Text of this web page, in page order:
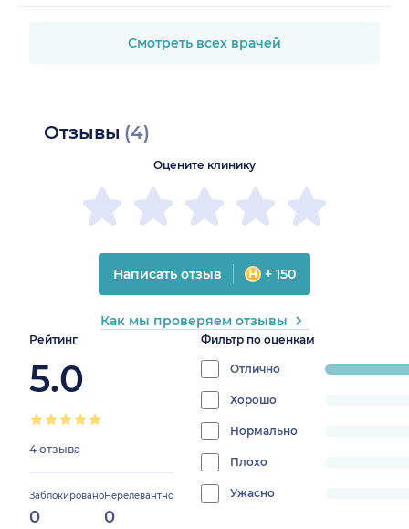
Смотреть всех врачей
Отзывы (4)
Рейтинг
5.0
4 отзыва
Заблокировано
0
Нерелевантно
0
Фильтр по оценкам
Отлично
progress:
Хорошо
0%
Нормально
0%
Плохо
0%
Ужасно
progress:
Оцените клинику
Написать отзыв + 150
Как мы проверяем отзывы